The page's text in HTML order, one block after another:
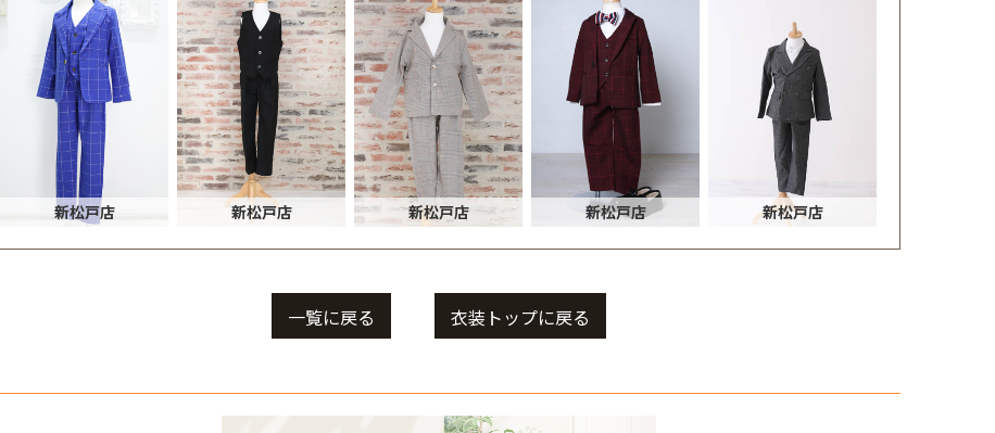
新松戸店 新松戸店 新松戸店 新松戸店 新松戸店
一覧に戻る 衣装トップに戻る